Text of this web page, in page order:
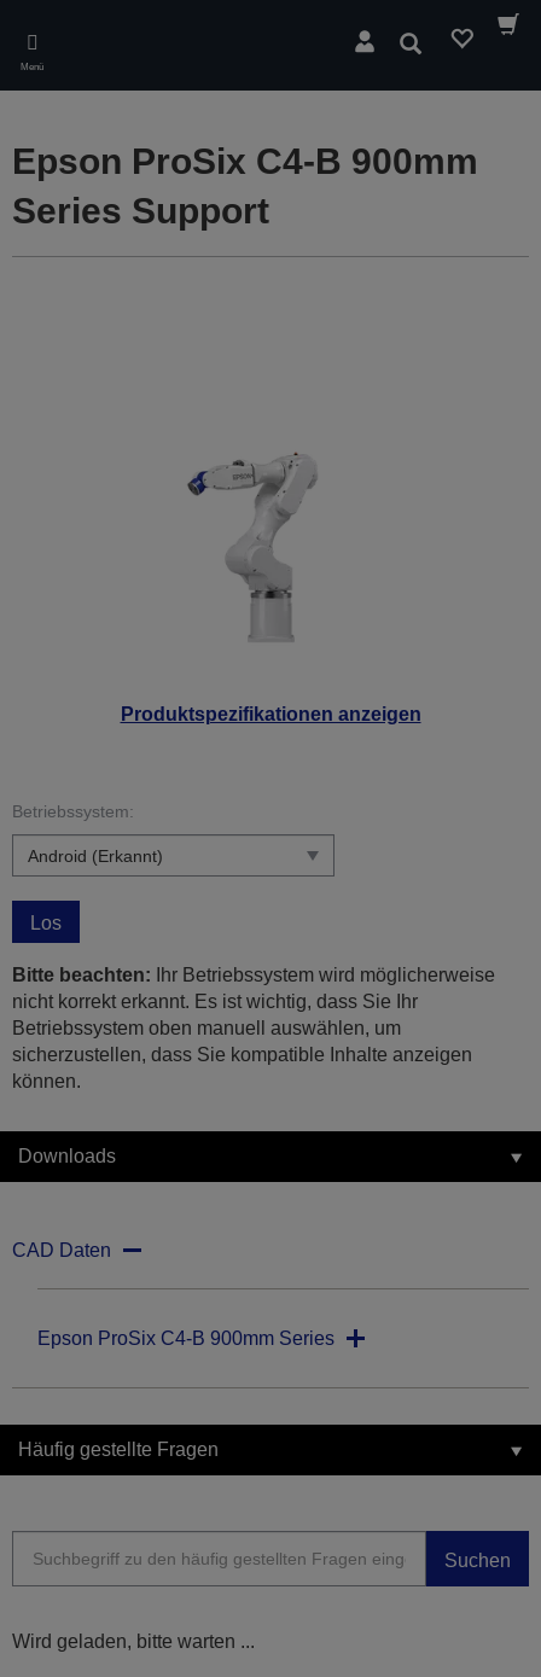
main
content
Menü
Suchen
Produktspezifikationen anzeigen
Epson ProSix C4-B 900mm
Series Support
Betriebssystem:
Los
Bitte beachten: Ihr Betriebssystem wird möglicherweise
nicht korrekt erkannt. Es ist wichtig, dass Sie Ihr
Betriebssystem oben manuell auswählen, um
sicherzustellen, dass Sie kompatible Inhalte anzeigen
können.
Downloads
CAD Daten
Epson ProSix C4-B 900mm Series
Häufig gestellte Fragen
Suchen
Wird geladen, bitte warten ...